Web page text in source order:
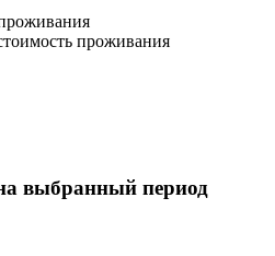
проживания
выбранный период